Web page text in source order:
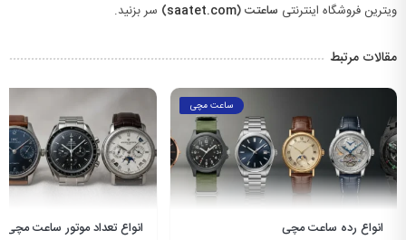
ویترین فروشگاه اینترنتی ساعتت (saatet.com
) سر بزنید.
مقالات مرتبط
ساعت مچی
انواع تعداد موتور ساعت مچی انواع طرح صفحه ساعت مچی